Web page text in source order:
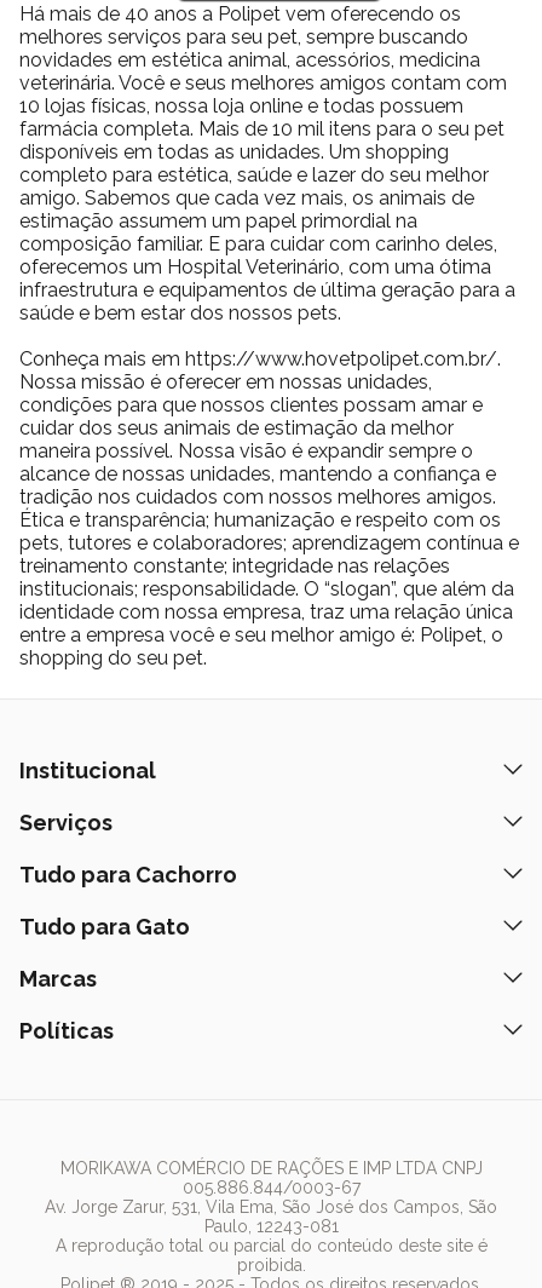
Há mais de 40 anos a Polipet vem oferecendo os
melhores serviços para seu pet, sempre buscando
novidades em estética animal, acessórios, medicina
veterinária. Você e seus melhores amigos contam com
10 lojas físicas, nossa loja online e todas possuem
farmácia completa. Mais de 10 mil itens para o seu pet
disponíveis em todas as unidades. Um shopping
completo para estética, saúde e lazer do seu melhor
amigo. Sabemos que cada vez mais, os animais de
estimação assumem um papel primordial na
composição familiar. E para cuidar com carinho deles,
oferecemos um Hospital Veterinário, com uma ótima
infraestrutura e equipamentos de última geração para a
saúde e bem estar dos nossos pets.
Conheça mais em https://www.hovetpolipet.com.br/.
Nossa missão é oferecer em nossas unidades,
condições para que nossos clientes possam amar e
cuidar dos seus animais de estimação da melhor
maneira possível. Nossa visão é expandir sempre o
alcance de nossas unidades, mantendo a confiança e
tradição nos cuidados com nossos melhores amigos.
Ética e transparência; humanização e respeito com os
pets, tutores e colaboradores; aprendizagem contínua e
treinamento constante; integridade nas relações
institucionais; responsabilidade. O “slogan”, que além da
identidade com nossa empresa, traz uma relação única
entre a empresa você e seu melhor amigo é: Polipet, o
shopping do seu pet.
Institucional
Quem Somos
Prazos de Entrega
Fale Conosco
Lista de Desejos
Serviços
Banho e Tosa
Peça pelo Delivery
Assinatura Polipet
Tudo para Cachorro
Ração
Coleiras
Tudo para Gato
Ração
Marcas
Nexgard
Pedigree
Whiskas
Dog Chow
Royal Canin
Políticas
MORIKAWA COMÉRCIO DE RAÇÕES E IMP LTDA CNPJ
005.886.844/0003-67
Av. Jorge Zarur, 531, Vila Ema, São José dos Campos, São
Paulo, 12243-081
A reprodução total ou parcial do conteúdo deste site é
proibida.